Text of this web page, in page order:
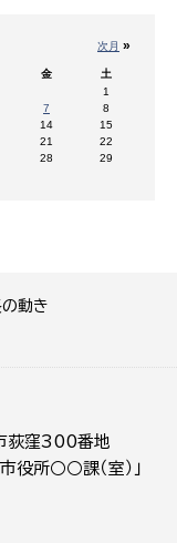
動き
次月 »
金
土
1
7
8
14
15
21
22
28
29
荻窪300番地
所○○課（室）」